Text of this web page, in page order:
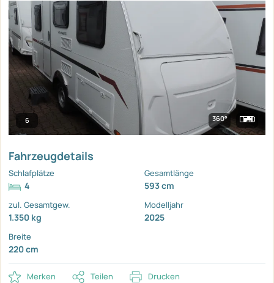
6 360°
Fahrzeugdetails
Schlafplätze
4
Gesamtlänge
593 cm
zul. Gesamtgew.
1.350 kg
Modelljahr
2025
Breite
220 cm
Merken Teilen Drucken